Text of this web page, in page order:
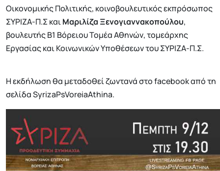
Οικονομικής Πολιτικής, κοινοβουλευτικός εκπρόσωπος
ΣΥΡΙΖΑ-Π.Σ καιΜαριλίζα Ξενογιαννακοπούλου,
βουλευτής Β1 Βόρειου Τομέα Αθηνών, τομεάρχης
Εργασίας και Κοινωνικών Υποθέσεων του ΣΥΡΙΖΑ-Π.Σ.
Η εκδήλωση θα μεταδοθεί ζωντανά στο facebook από τη
σελίδα SyrizaPsVoreiaAthina.